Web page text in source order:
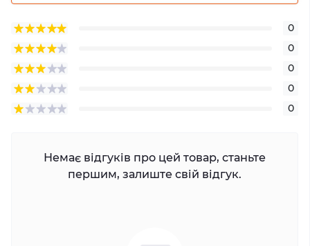
0
0
0
0
0
Немає відгуків про цей товар, станьте
першим, залиште свій відгук.